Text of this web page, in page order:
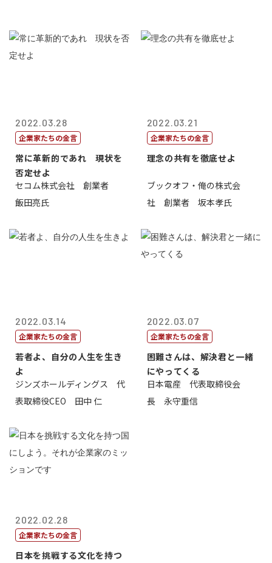
2022.03.28
企業家たちの金言
常に革新的であれ 現状を
否定せよ
セコム株式会社 創業者
飯田亮氏
2022.03.21
企業家たちの金言
理念の共有を徹底せよ
ブックオフ・俺の株式会
社 創業者 坂本孝氏
2022.03.14
企業家たちの金言
若者よ、自分の人生を生き
よ
ジンズホールディングス 代
表取締役CEO 田中 仁
2022.03.07
企業家たちの金言
困難さんは、解決君と一緒
にやってくる
日本電産 代表取締役会
長 永守重信
2022.02.28
企業家たちの金言
日本を挑戦する文化を持つ